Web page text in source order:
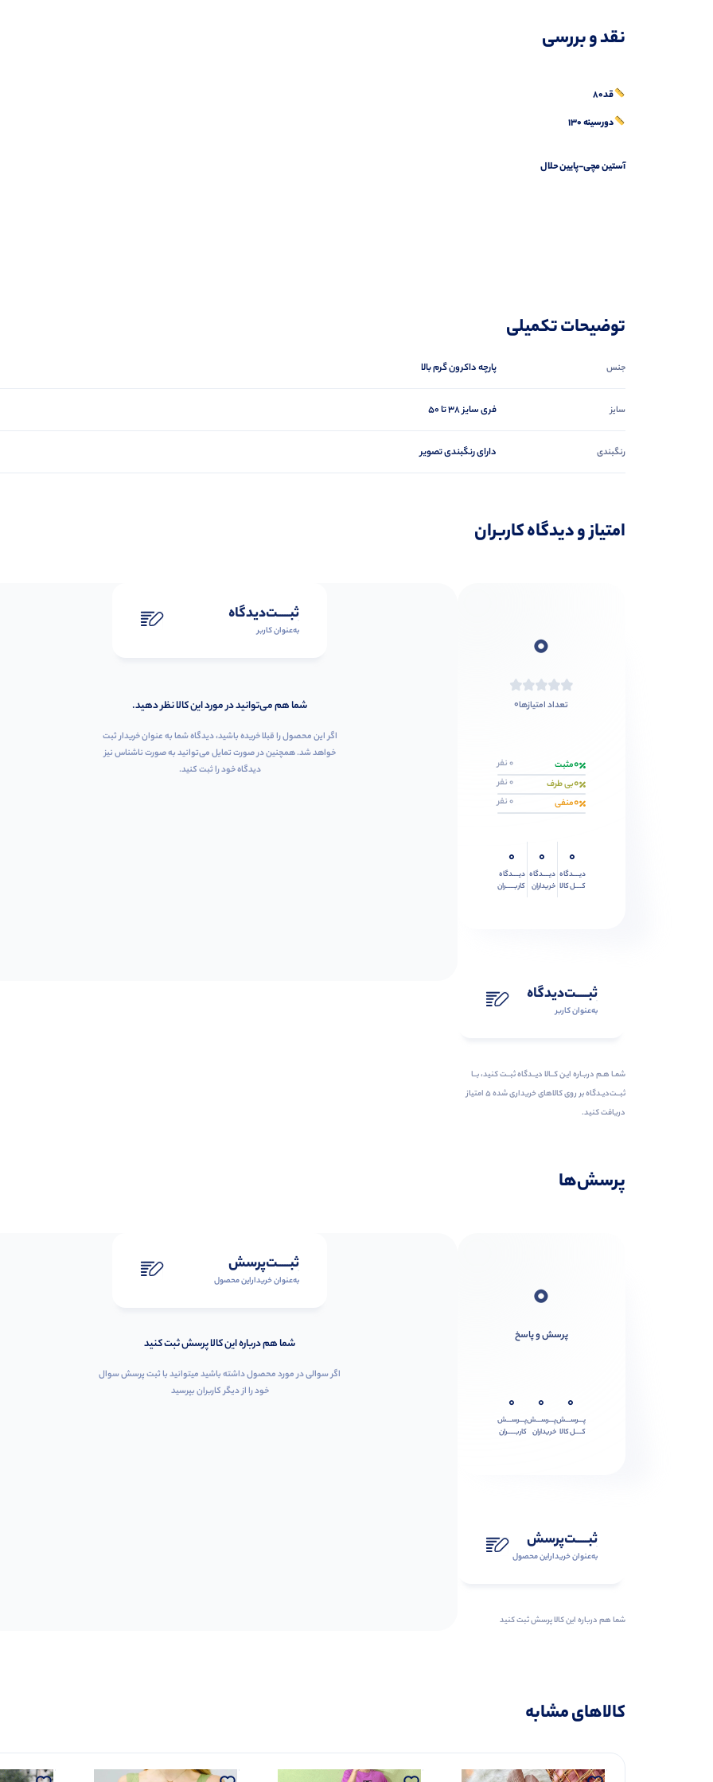
نظرات (0)
نقد و بررسی
قد80
دورسینه 130
آستین مچی-پایین حلال
توضیحات تکمیلی
جنس پارچه داکرون گرم بالا
سایز فری سایز 38 تا 50
رنگبندی دارای رنگبندی تصویر
امتیاز و دیدگاه کاربران
0
تعداد امتیازها0
0مثبت 0 نفر
0بی طرف 0 نفر
0منفی 0 نفر
0
دیــــدگاه
کــــل کالا
0
دیــــدگاه
خریداران
0
دیــــدگاه
کاربـــــران
ثبـــــت‌دیدگاه
به‌عنوان کاربر
شمـا هـم دربـاره ایـن کــالا دیــدگاه ثبــت کنید، بــا
ثبــت‌دیـدگاه بر روی کالاهای خریداری شده ۵ امتیاز
دریافت کنید.
ثبـــــت‌دیدگاه
به‌عنوان کاربر
شما هم می‌توانید در مورد این کالا نظر دهید.
اگر این محصول را قبلا خریده باشید، دیدگاه شما به عنوان خریدار ثبت
خواهد شد. همچنین در صورت تمایل می‌توانید به صورت ناشناس نیز
دیدگاه خود را ثبت کنید.
پرسش‌ها
0
پرسش و پاسخ
0
پـــرســـش
کــــل کالا
0
پـــرســـش
خریداران
0
پـــرســـش
کاربـــــران
ثبـــــت‌پرسش
به‌عنوان ‌خریدار‌این‌ محصول
شما هم درباره این کالا پرسش ثبت کنید
ثبـــــت‌پرسش
به‌عنوان ‌خریدار‌این‌ محصول
شما هم درباره این کالا پرسش ثبت کنید
اگر سوالی در مورد محصول داشته باشید میتوانید با ثبت پرسش سوال
خود را از دیگر کاربران بپرسید
کالاهای مشابه